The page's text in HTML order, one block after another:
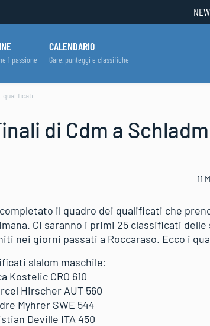
1 passione
CALENDARIO
Gare, punteggi e classifiche
qualificati
di Cdm a
11
il quadro dei qualificati che
Ci saranno i primi 25 classificati
nei giorni passati a Roccaraso. Ecco i
slalom maschile:
Kostelic CRO 610
Hirscher AUT 560
Myhrer SWE 544
Deville ITA 450